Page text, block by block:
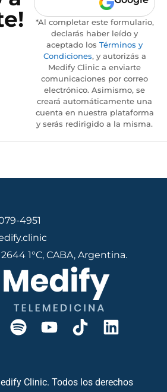
*Al completar este formulario,
declarás haber leído y
aceptado los Términos y
Condiciones, y autorizás a
Medify Clinic a enviarte
comunicaciones por correo
electrónico. Asimismo, se
creará automáticamente una
cuenta en nuestra plataforma
y serás redirigido a la misma.
4951
1°C, CABA, Argentina.
Clinic. Todos los derechos